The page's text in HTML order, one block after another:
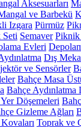
Aksesuarları
ve Barbekü
Izgara Pürmüz
Semaver
Evleri
Dış
ve Sensörler
Bahçe Masa
Bahçe Aydınlatma
Döşemeleri
Gizleme Ağları
Toprak ve